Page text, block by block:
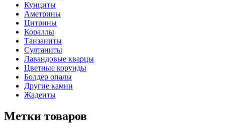
Кунциты
Аметрины
Цитрины
Кораллы
Танзаниты
Султаниты
Лавандовые кварцы
Цветные корунды
Болдер опалы
Другие камни
Жадеиты
Метки товаров